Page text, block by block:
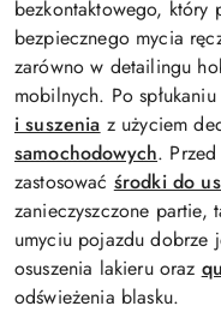
bezkontaktowego,
bezpiecznego mycia
zarówno w detailingu
mobilnych. Po
i suszenia z użyciem
samochodowych.
zastosować środki do
zanieczyszczone partie,
umyciu pojazdu dobrze
osuszenia lakieru oraz
odświeżenia blasku.